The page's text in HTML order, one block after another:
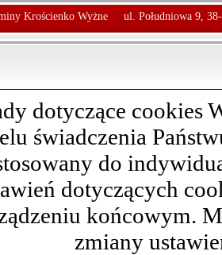
Krościenko Wyżne ul. Południowa 9,
dotyczące cookies
świadczenia
do
dotyczących
końcowym.
zmiany